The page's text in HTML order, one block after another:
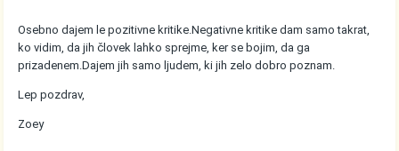
Osebno dajem le pozitivne kritike.Negativne kritike dam samo takrat,
ko vidim, da jih človek lahko sprejme, ker se bojim, da ga
prizadenem.Dajem jih samo ljudem, ki jih zelo dobro poznam.
Lep pozdrav,
Zoey